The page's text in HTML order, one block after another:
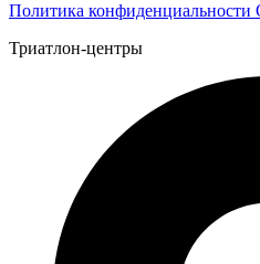
Политика
Триатлон-центры